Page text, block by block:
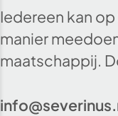
Iedereen kan
manier
maatschappij.